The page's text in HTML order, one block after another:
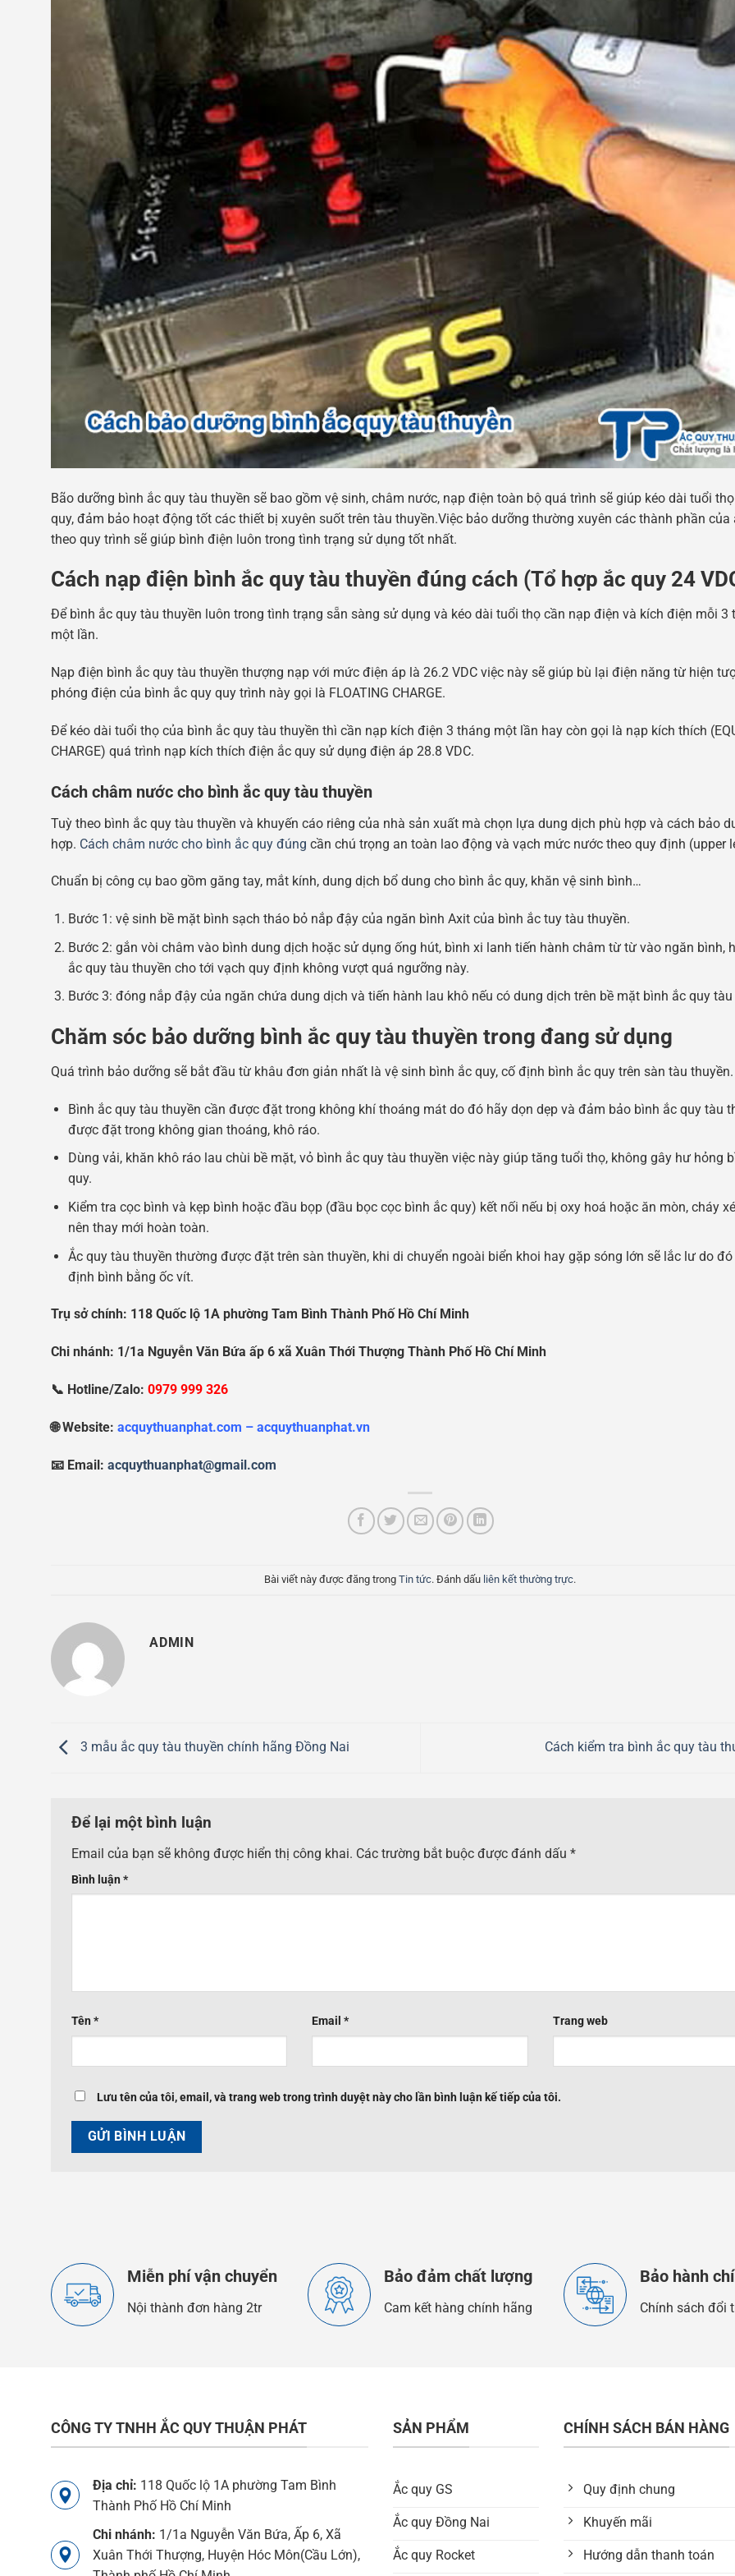
Bão dưỡng bình ắc quy tàu thuyền sẽ bao gồm vệ sinh, châm nước, nạp điện toàn bộ quá trình sẽ giúp kéo dài tuổi
quy, đảm bảo hoạt động tốt các thiết bị xuyên suốt trên tàu thuyền.Việc bảo dưỡng thường xuyên các thành phần của
theo quy trình sẽ giúp bình điện luôn trong tình trạng sử dụng tốt nhất.
Cách nạp điện bình ắc quy tàu thuyền đúng cách (Tổ hợp ắc quy 24
Để bình ắc quy tàu thuyền luôn trong tình trạng sẵn sàng sử dụng và kéo dài tuổi thọ cần nạp điện và kích điện mỗi 3
một lần.
Nạp điện bình ắc quy tàu thuyền thượng nạp với mức điện áp là 26.2 VDC việc này sẽ giúp bù lại điện năng từ hiện
phóng điện của bình ắc quy quy trình này gọi là FLOATING CHARGE.
Để kéo dài tuổi thọ của bình ắc quy tàu thuyền thì cần nạp kích điện 3 tháng một lần hay còn gọi là nạp kích thích
CHARGE) quá trình nạp kích thích điện ắc quy sử dụng điện áp 28.8 VDC.
Cách châm nước cho bình ắc quy tàu thuyền
Tuỳ theo bình ắc quy tàu thuyền và khuyến cáo riêng của nhà sản xuất mà chọn lựa dung dịch phù hợp và cách bảo
hợp. Cách châm nước cho bình ắc quy đúng cần chú trọng an toàn lao động và vạch mức nước theo quy định (upper
Chuẩn bị công cụ bao gồm găng tay, mắt kính, dung dịch bổ dung cho bình ắc quy, khăn vệ sinh bình…
Bước 1: vệ sinh bề mặt bình sạch tháo bỏ nắp đậy của ngăn bình Axit của bình ắc tuy tàu thuyền.
Bước 2: gắn vòi châm vào bình dung dịch hoặc sử dụng ống hút, bình xi lanh tiến hành châm từ từ vào ngăn bình,
ắc quy tàu thuyền cho tới vạch quy định không vượt quá ngưỡng này.
Bước 3: đóng nắp đậy của ngăn chứa dung dịch và tiến hành lau khô nếu có dung dịch trên bề mặt bình ắc quy tàu
Chăm sóc bảo dưỡng bình ắc quy tàu thuyền trong đang sử dụng
Quá trình bảo dưỡng sẽ bắt đầu từ khâu đơn giản nhất là vệ sinh bình ắc quy, cố định bình ắc quy trên sàn tàu thuyền.
Bình ắc quy tàu thuyền cần được đặt trong không khí thoáng mát do đó hãy dọn dẹp và đảm bảo bình ắc quy tàu
được đặt trong không gian thoáng, khô ráo.
Dùng vải, khăn khô ráo lau chùi bề mặt, vỏ bình ắc quy tàu thuyền việc này giúp tăng tuổi thọ, không gây hư hỏng
quy.
Kiểm tra cọc bình và kẹp bình hoặc đầu bọp (đầu bọc cọc bình ắc quy) kết nối nếu bị oxy hoá hoặc ăn mòn, cháy
nên thay mới hoàn toàn.
Ắc quy tàu thuyền thường được đặt trên sàn thuyền, khi di chuyển ngoài biển khoi hay gặp sóng lớn sẽ lắc lư do
định bình bằng ốc vít.
Trụ sởchính: 118 Quốc l ộ 1A phường Tam Bình Thành Phố Hồ Chí Minh
Chi nhánh: 1/1a Nguyễn Văn Bứa ấp 6 xã Xuân Thới Thượng Thành PhốHồ Chí Minh
📞 Hotline/Zalo: 0979 999 326
🌐 Website: acquythuanphat.com – acquythuanphat.vn
📧 Email: acquythuanphat@gmail.com
Bài viết này được đăng trong Tin tức. Đánh dấu liên kết thường trực.
ADMIN
3 mẫu ắc quy tàu thuyền chính hãng Đồng Nai Cách kiểm tra bình ắc quy tàu
Để lại một bình luận
Email của bạn sẽ không được hiển thị công khai. Các trường bắt buộc được đánh dấu *
Bình luận *
Tên * Email* Trang web
Lưu tên của tôi, email, và trang web trong trình duyệt này cho lần bình luận kế tiếp của tôi.
Miễn phí vận chuyển
Nội thành đơn hàng 2tr
Bảo đảm chất lượng
Cam kết hàng chính hãng
Bảo hành
Chính sách đổi
CÔNG TY TNHH ẮC QUY THUẬN PHÁT
Địa chỉ: 118 Quốc lộ 1A phường Tam Bình
Thành Phố Hồ Chí Minh
Chi nhánh: 1/1a Nguyễn Văn Bứa, Ấp 6, Xã
Xuân Thới Thượng, Huyện Hóc Môn(Cầu Lớn),
SẢN PHẨM
Ắc quy GS
Ắc quy Đồng Nai
Ắc quy Rocket
CHÍNH SÁCH BÁN HÀNG
Quy định chung
Khuyến mãi
Hướng dẫn thanh toán